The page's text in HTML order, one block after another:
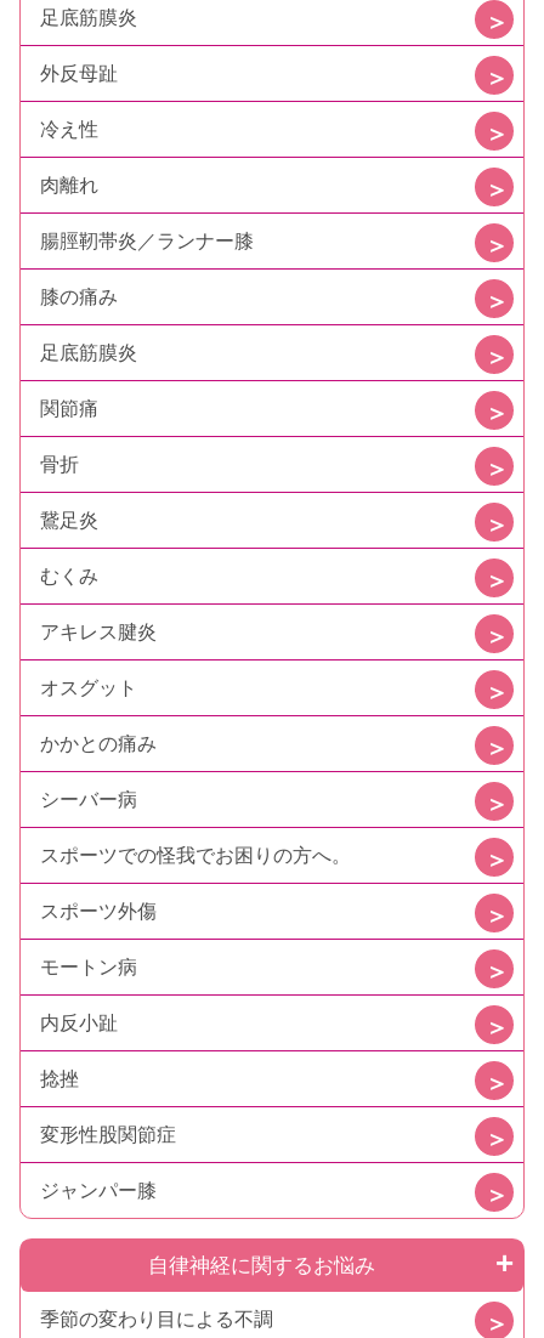
足底筋膜炎
外反母趾
冷え性
肉離れ
腸脛靭帯炎／ランナー膝
膝の痛み
足底筋膜炎
関節痛
骨折
鵞足炎
むくみ
アキレス腱炎
オスグット
かかとの痛み
シーバー病
スポーツでの怪我でお困りの方へ。
スポーツ外傷
モートン病
内反小趾
捻挫
変形性股関節症
ジャンパー膝
自律神経に関するお悩み
季節の変わり目による不調